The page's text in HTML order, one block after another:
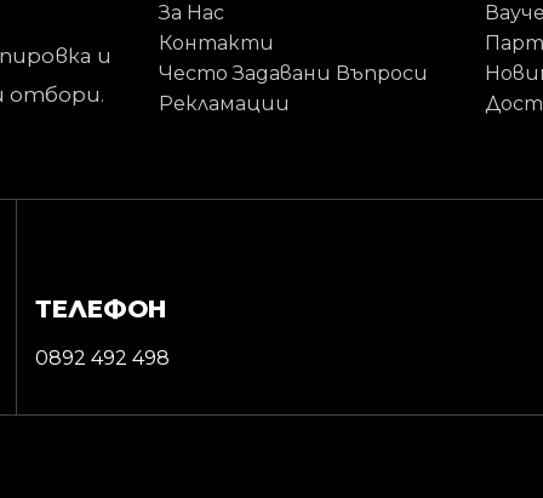
и
отбори.
За Нас
Контакти
Често Задавани Въпроси
Рекламации
ТЕЛЕФОН
0892 492 498